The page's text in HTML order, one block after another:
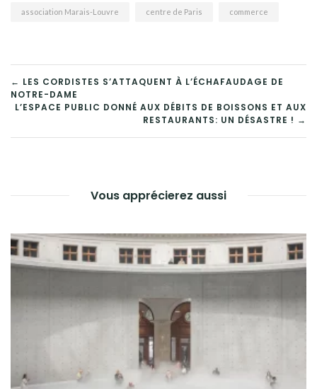
association Marais-Louvre centre de Paris commerce
NAVIGATION
DE
L’ARTICLE
← LES CORDISTES S’ATTAQUENT À L’ÉCHAFAUDAGE DE
NOTRE-DAME
L’ESPACE PUBLIC DONNÉ AUX DÉBITS DE BOISSONS ET AUX
RESTAURANTS: UN DÉSASTRE ! →
Vous apprécierez aussi